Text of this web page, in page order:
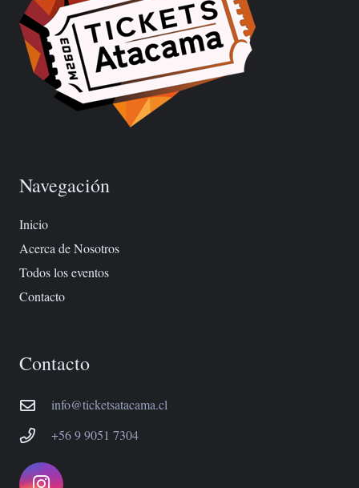
Navegación
Inicio
Acerca de Nosotros
Todos los eventos
Contacto
Contacto
info@ticketsatacama.cl
+56 9 9051 7304